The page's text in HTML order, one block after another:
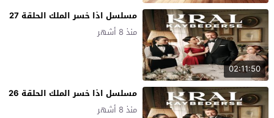
02:11:50
مسلسل اذا خسر الملك الحلقة 27
منذ 8 أشهر
مسلسل اذا خسر الملك الحلقة 26
منذ 8 أشهر